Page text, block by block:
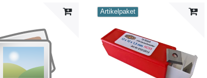
Artikelpaket